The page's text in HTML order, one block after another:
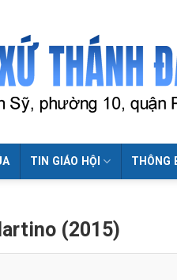
TIN GIÁO HỘI THÔNG
(2015)